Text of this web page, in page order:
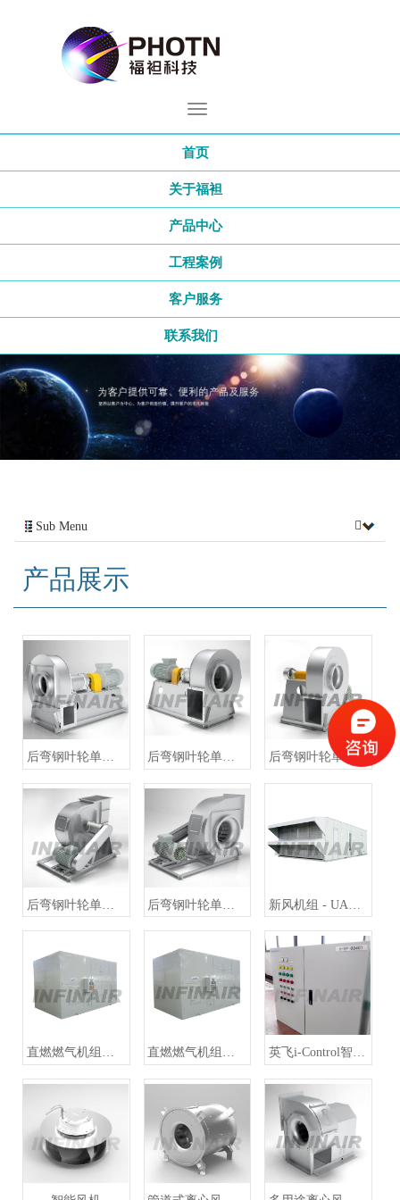
首页
关于福袒
产品中心
工程案例
客户服务
联系我们
Sub Menu
产品展示
后弯钢叶轮单进风离心风机 - YFBCSG 后弯钢叶轮单进风离心风机 - YFBCSR 后弯钢叶轮单进风离心风机 - YFBCSO
后弯钢叶轮单进风离心风机 - YFBCSK
直燃燃气机组（冷热） - UAH-DC 直燃燃气机组（直热） - UAH-DG 英飞i-Control智能控制系统，通风设备与自控系统的一站式解决方案